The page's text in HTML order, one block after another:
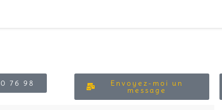
76 98 Envoyez-moi un
message